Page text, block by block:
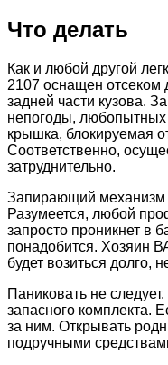
Что делать
Как и любой другой
2107 оснащен
задней части кузова.
непогоды, любопытных
крышка, блокируемая
Соответственно,
затруднительно.
Запирающий механизм
Разумеется, любой
запросто проникнет в
понадобится. Хозяин
будет возиться долго,
Паниковать не
запасного комплекта.
за ним. Открывать
подручными